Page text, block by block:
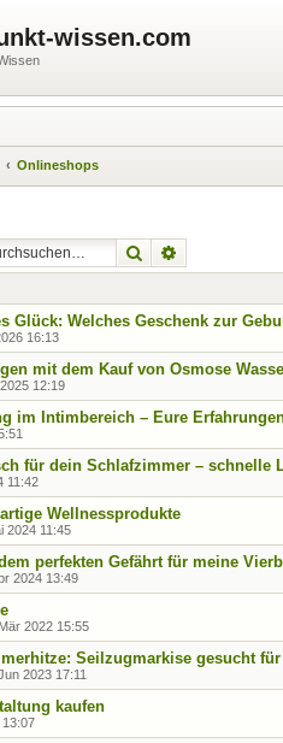
wissen.com
Onlineshops
Suche
Glück: Welches Geschenk zur
16:13
mit dem Kauf von Osmose
12:19
im Intimbereich – Eure
für dein Schlafzimmer – schnelle
11:42
Wellnessprodukte
2024 11:45
perfekten Gefährt für meine
2024 13:49
2022 15:55
Seilzugmarkise gesucht
2023 17:11
kaufen
13:07